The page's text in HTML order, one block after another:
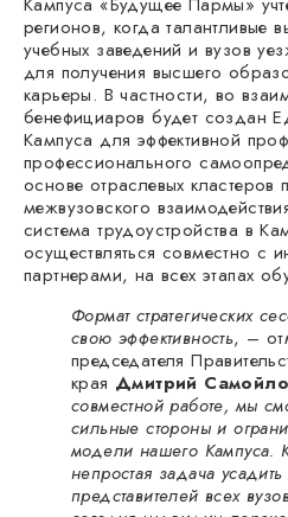
регионов, когда талантливые
учебных заведений и вузов
для получения высшего
карьеры. В частности, во
бенефициаров будет создан
Кампуса для эффективной
профессионального
основе отраслевых кластеров
межвузовского
система трудоустройства в
осуществляться совместно с
партнерами, на всех этапах
Формат стратегических
свою эффективность, –
председателя
края Дмитрий
совместной работе, мы
сильные стороны и
модели нашего Кампуса.
непростая задача
представителей всех